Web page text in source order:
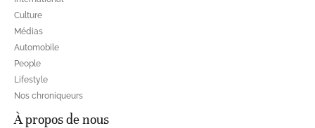
Culture
Médias
Automobile
People
Lifestyle
Nos chroniqueurs
À propos de nous